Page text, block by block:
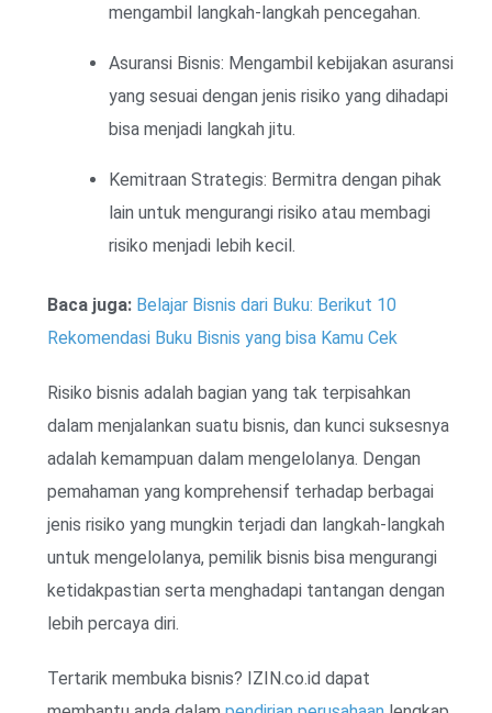
mengambil langkah-langkah pencegahan.
Asuransi Bisnis: Mengambil kebijakan asuransi
yang sesuai dengan jenis risiko yang dihadapi
bisa menjadi langkah jitu.
Kemitraan Strategis: Bermitra dengan pihak
lain untuk mengurangi risiko atau membagi
risiko menjadi lebih kecil.
Baca juga: Belajar Bisnis dari Buku: Berikut 10
Rekomendasi Buku Bisnis yang bisa Kamu Cek
Risiko bisnis adalah bagian yang tak terpisahkan
dalam menjalankan suatu bisnis, dan kunci suksesnya
adalah kemampuan dalam mengelolanya. Dengan
pemahaman yang komprehensif terhadap berbagai
jenis risiko yang mungkin terjadi dan langkah-langkah
untuk mengelolanya, pemilik bisnis bisa mengurangi
ketidakpastian serta menghadapi tantangan dengan
lebih percaya diri.
Tertarik membuka bisnis? IZIN.co.id dapat